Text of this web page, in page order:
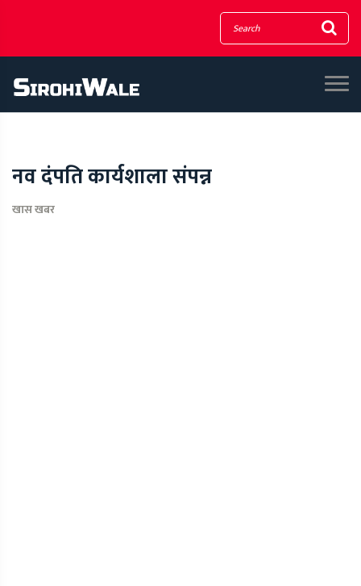
नव दंपति कार्यशाला संपन्न
खास खबर